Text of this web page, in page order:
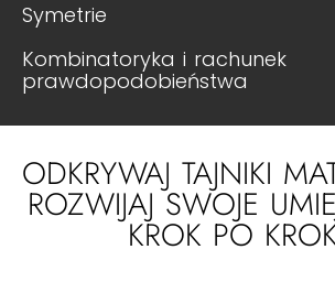
Symetrie
Kombinatoryka i rachunek
prawdopodobieństwa
ODKRYWAJ TAJNIKI
ROZWIJAJ SWOJE
KROK PO